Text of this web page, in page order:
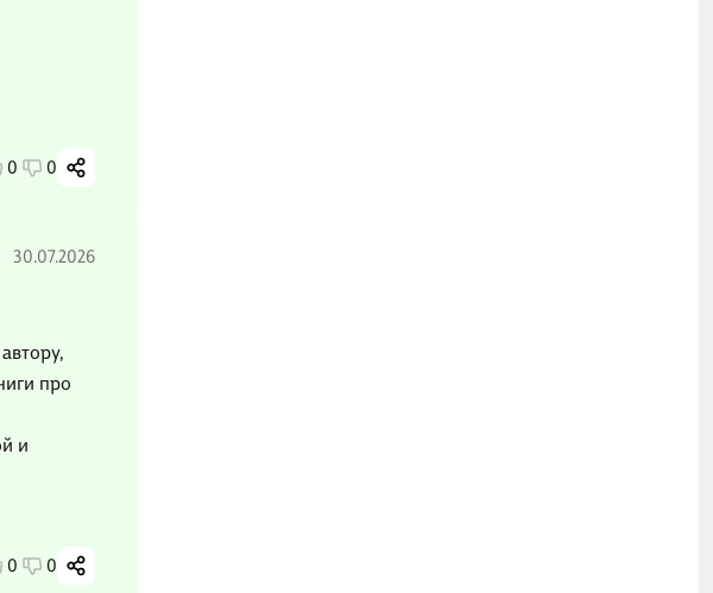
0 0
30.07.2026
про
и
0 0